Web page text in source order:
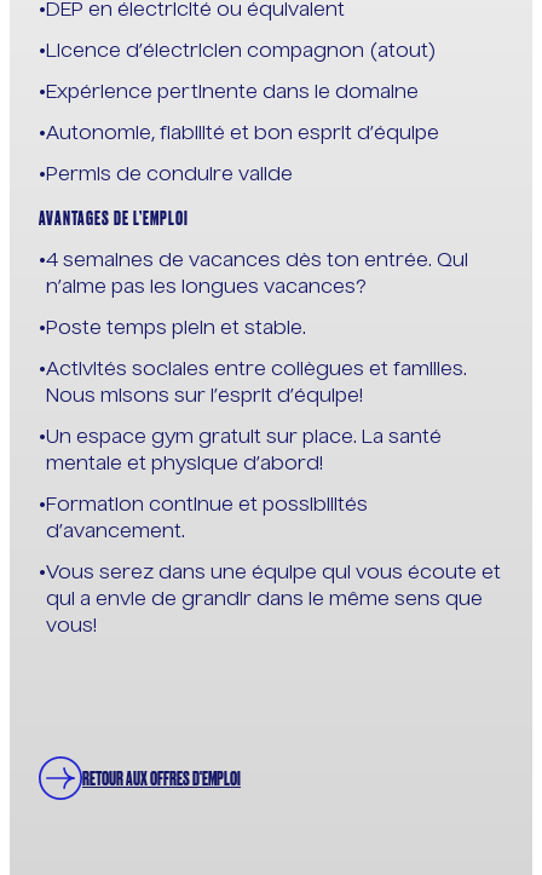
DEP en électricité ou équivalent
Licence d’électricien compagnon (atout)
Expérience pertinente dans le domaine
Autonomie, fiabilité et bon esprit d’équipe
Permis de conduire valide
AVANTAGES DE L’EMPLOI
4 semaines de vacances dès ton entrée. Qui
n’aime pas les longues vacances?
Poste temps plein et stable.
Activités sociales entre collègues et familles.
Nous misons sur l’esprit d’équipe!
Un espace gym gratuit sur place. La santé
mentale et physique d’abord!
Formation continue et possibilités
d’avancement.
Vous serez dans une équipe qui vous écoute et
qui a envie de grandir dans le même sens que
vous!
RETOUR AUX OFFRES D'EMPLOI